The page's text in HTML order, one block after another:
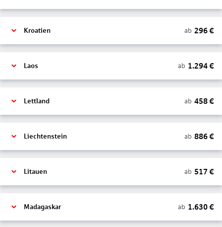
Kroatien ab 296€
Laos ab 1.294€
Lettland ab 458€
Liechtenstein ab 886€
Litauen ab 517 €
Madagaskar ab 1.630€